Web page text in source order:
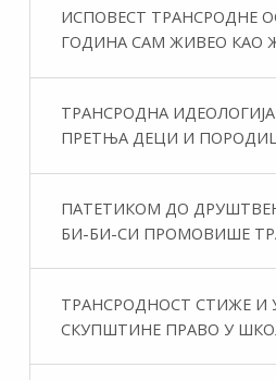
ИСПОВЕСТ ТРАНСРОДНЕ
ГОДИНА САМ ЖИВЕО КАО
ТРАНСРОДНА
ПРЕТЊА ДЕЦИ И
ПАТЕТИКОМ ДО
БИ-БИ-СИ ПРОМОВИШЕ
ТРАНСРОДНОСТ СТИЖЕ И
СКУПШТИНЕ ПРАВО У